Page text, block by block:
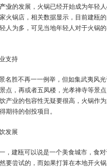
业的发展，火锅已经开始成为年轻
火锅店，相关数据显示，目前建瓯
人为多，可见当地年轻人对于火锅
支持
名胜不再一一例举，但如集武夷风
点，再或者五凤楼，光孝禅寺等景
产业的包容性无疑要很高，火锅作
期待的创投项目。
发展
，建瓯可以说是一个美食城市，食
要尝试的，而如果打算在本地开火